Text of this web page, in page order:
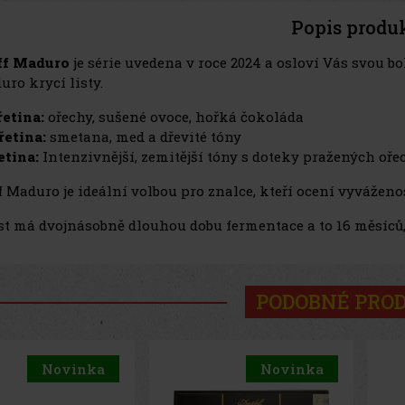
Popis
Maduro je série uvedena v roce 2024 a osloví Vás
krycí listy.
ořechy, sušené ovoce, hořká čokoláda
smetana, med a dřevité tóny
Intenzivnější, zemitější tóny s doteky pražených
Maduro je ideální volbou pro znalce, kteří ocení
má dvojnásobně dlouhou dobu fermentace a to 16
PODOBNÉ
Novinka